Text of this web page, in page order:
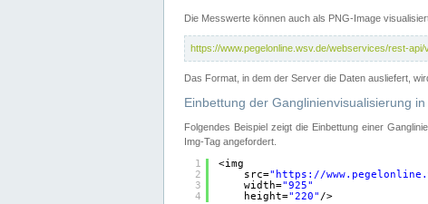
Die Messwerte können auch als PNG-Image
https://www.pegelonline.wsv.de/webservices/rest-
Das Format, in dem der Server die Daten ausliefert,
Einbettung der Ganglinienvisualisierung
Folgendes Beispiel zeigt die Einbettung einer
Img-Tag angefordert.
1
2
3
4
<img
src=" https://
width="925"
height="220" />